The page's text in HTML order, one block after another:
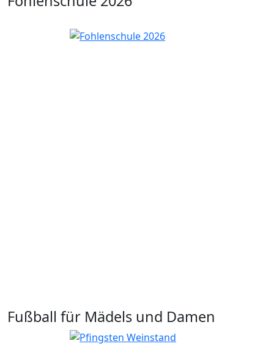
Fußball für Mädels und Damen